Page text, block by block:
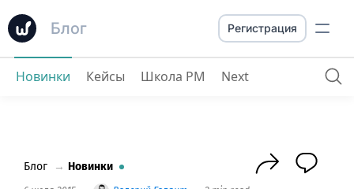
Блог
Приложение для iOS и Android (релиз)
Регистрация
Новинки Кейсы Школа PM Next
Блог → Новинки